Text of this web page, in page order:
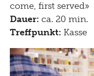
come, first served»
Dauer: ca. 20 min.
Treffpunkt: Kasse